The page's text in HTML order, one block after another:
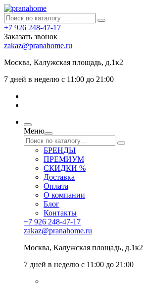
+7 926 248-47-17
Заказать звонок
zakaz@pranahome.ru
Москва, Калужская площадь, д.1к2
7 дней в неделю с 11:00 до 21:00
Меню
БРЕНДЫ
ПРЕМИУМ
СКИДКИ %
Доставка
Оплата
О компании
Блог
Контакты
+7 926 248-47-17
zakaz@pranahome.ru
Москва, Калужская площадь, д.1к2
7 дней в неделю с 11:00 до 21:00